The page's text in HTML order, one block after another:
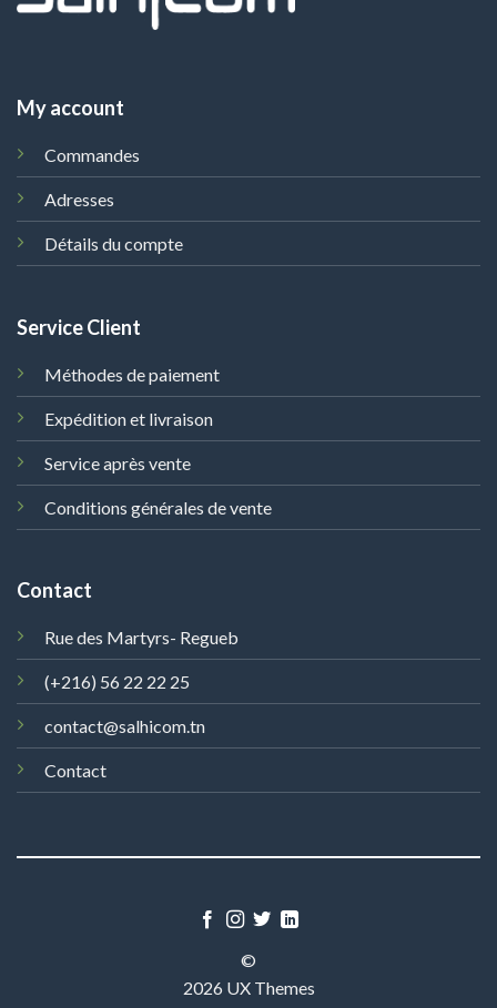
My account
Commandes
Adresses
Détails du compte
Service Client
Méthodes de paiement
Expédition et livraison
Service après vente
Conditions générales de vente
Contact
Rue des Martyrs- Regueb
(+216) 56 22 22 25
contact@salhicom.tn
Contact
©
2026 UX Themes